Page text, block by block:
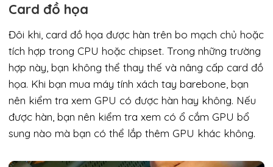
Card đồ họa
Đôi khi, card đồ họa được hàn trên bo mạch chủ hoặc
tích hợp trong CPU hoặc chipset. Trong những trường
hợp này, bạn không thể thay thế và nâng cấp card đồ
họa. Khi bạn mua máy tính xách tay barebone, bạn
nên kiểm tra xem GPU có được hàn hay không. Nếu
được hàn, bạn nên kiểm tra xem có ổ cắm GPU bổ
sung nào mà bạn có thể lắp thêm GPU khác không.